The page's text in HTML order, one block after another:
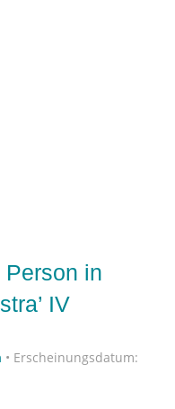
in
IV
• Erscheinungsdatum: